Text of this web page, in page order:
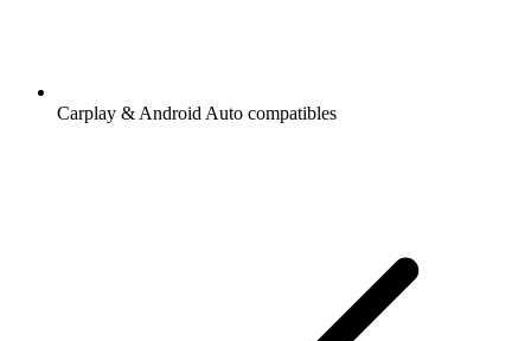
Carplay & Android Auto compatibles